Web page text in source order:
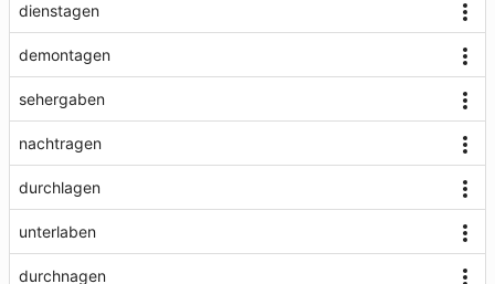
dienstagen
demontagen
sehergaben
nachtragen
durchlagen
unterlaben
durchnagen